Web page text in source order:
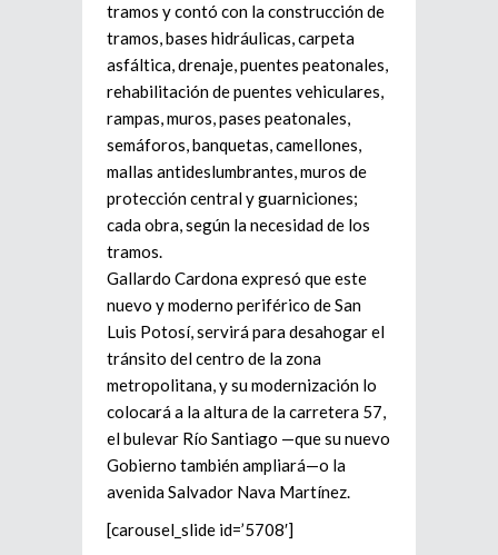
tramos y contó con la construcción de
tramos, bases hidráulicas, carpeta
asfáltica, drenaje, puentes peatonales,
rehabilitación de puentes vehiculares,
rampas, muros, pases peatonales,
semáforos, banquetas, camellones,
mallas antideslumbrantes, muros de
protección central y guarniciones;
cada obra, según la necesidad de los
tramos.
Gallardo Cardona expresó que este
nuevo y moderno periférico de San
Luis Potosí, servirá para desahogar el
tránsito del centro de la zona
metropolitana, y su modernización lo
colocará a la altura de la carretera 57,
el bulevar Río Santiago —que su nuevo
Gobierno también ampliará—o la
avenida Salvador Nava Martínez.
[carousel_slide id=’5708′]